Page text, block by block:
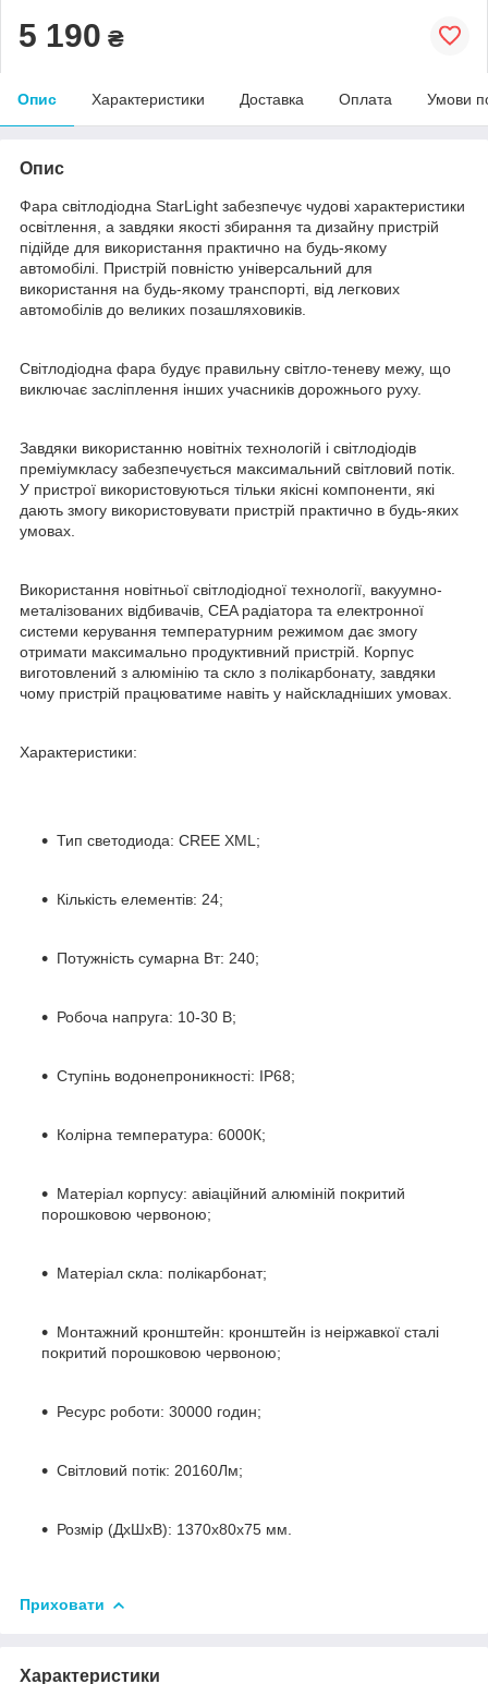
5 190 ₴
Опис Характеристики Доставка Оплата Умови
Опис
Фара світлодіодна StarLight забезпечує чудові характеристики
освітлення, а завдяки якості збирання та дизайну пристрій
підійде для використання практично на будь-якому
автомобілі. Пристрій повністю універсальний для
використання на будь-якому транспорті, від легкових
автомобілів до великих позашляховиків.
Світлодіодна фара будує правильну світло-теневу межу, що
виключає засліплення інших учасників дорожнього руху.
Завдяки використанню новітніх технологій і світлодіодів
преміумкласу забезпечується максимальний світловий потік.
У пристрої використовуються тільки якісні компоненти, які
дають змогу використовувати пристрій практично в будь-яких
умовах.
Використання новітньої світлодіодної технології, вакуумно-
металізованих відбивачів, CEA радіатора та електронної
системи керування температурним режимом дає змогу
отримати максимально продуктивний пристрій. Корпус
виготовлений з алюмінію та скло з полікарбонату, завдяки
чому пристрій працюватиме навіть у найскладніших умовах.
Характеристики:
Тип светодиода: CREE XML;
Кількість елементів: 24;
Потужність сумарна Вт: 240;
Робоча напруга: 10-30 В;
Ступінь водонепроникності: IP68;
Колірна температура: 6000К;
Матеріал корпусу: авіаційний алюміній покритий
порошковою червоною;
Матеріал скла: полікарбонат;
Монтажний кронштейн: кронштейн із неіржавкої сталі
покритий порошковою червоною;
Ресурс роботи: 30000 годин;
Світловий потік: 20160Лм;
Розмір (ДхШхВ): 1370x80x75 мм.
Приховати
Характеристики